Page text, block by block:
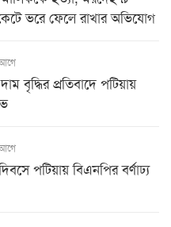
ভরে ফেলে রাখার অভিযোগ
বৃদ্ধির প্রতিবাদে পটিয়ায়
পটিয়ায় বিএনপির বর্ণাঢ্য